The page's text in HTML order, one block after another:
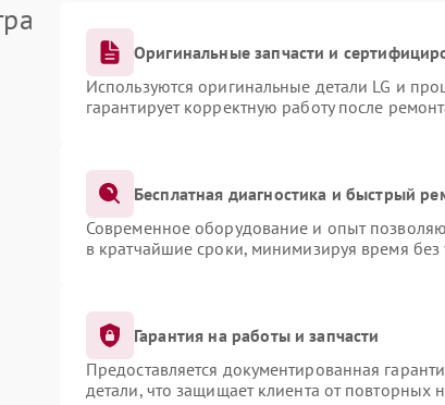
Оригинальные запчасти и
Используются оригинальные детали LG и
гарантирует корректную работу после
Бесплатная диагностика и быстрый
Современное оборудование и опыт
в кратчайшие сроки, минимизируя время без
Гарантия на работы и запчасти
Предоставляется документированная
детали, что защищает клиента от повторных